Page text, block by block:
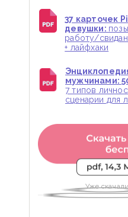
Уже
37 карточек
девушки:
работу/
+ лайфхаки
мужчинами:
7 типов
сценарии для